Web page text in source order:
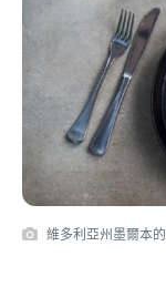
維多利亞州墨爾本